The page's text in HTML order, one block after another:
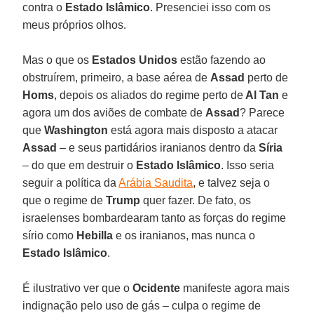
contra o Estado Islâmico. Presenciei isso com os
meus próprios olhos.
Mas o que os Estados Unidos estão fazendo ao
obstruírem, primeiro, a base aérea de Assad perto de
Homs, depois os aliados do regime perto de Al Tan e
agora um dos aviões de combate de Assad? Parece
queWashington está agora mais disposto a atacar
Assad – e seus partidários iranianos dentro daSíria
– do que em destruir o Estado Islâmico. Isso seria
seguir a política daArábia Saudita, e talvez seja o
que o regime deTrump quer fazer. De fato, os
israelenses bombardearam tanto as forças do regime
sírio como Hebilla e os iranianos, mas nunca o
Estado Islâmico.
É ilustrativo ver que oOcidente manifeste agora mais
indignação pelo uso de gás – culpa o regime de